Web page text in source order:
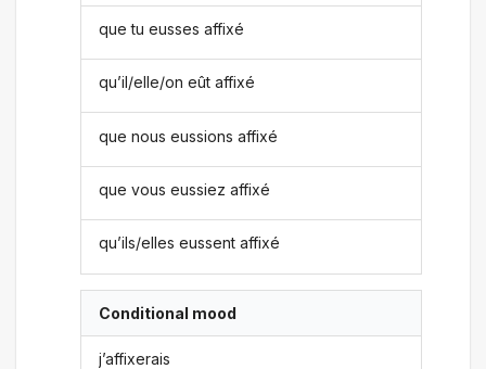
que tu eusses affixé
qu’il/elle/on eût affixé
que nous eussions affixé
que vous eussiez affixé
qu’ils/elles eussent affixé
Conditional mood
j’affixerais